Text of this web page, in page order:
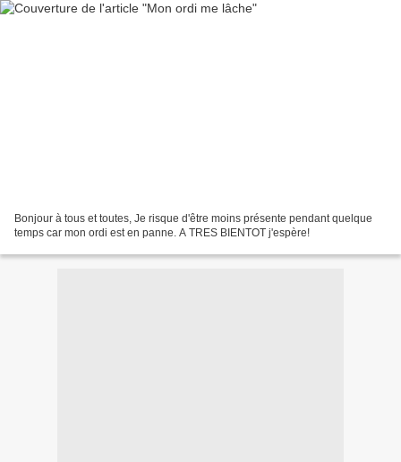
Bonjour à tous et toutes, Je risque d'être moins présente pendant quelque
temps car mon ordi est en panne. A TRES BIENTOT j'espère!